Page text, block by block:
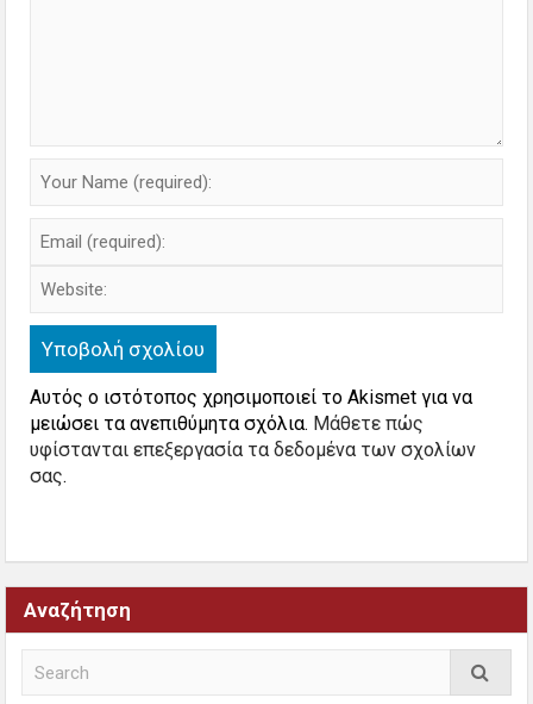
Αυτός ο ιστότοπος χρησιμοποιεί το Akismet για να
μειώσει τα ανεπιθύμητα σχόλια. Μάθετε πώς
υφίστανται επεξεργασία τα δεδομένα των σχολίων
σας.
Αναζήτηση